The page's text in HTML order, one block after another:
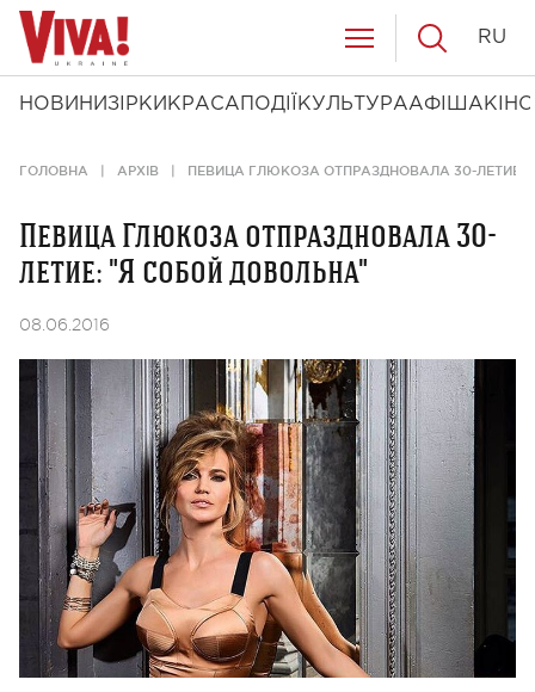
НОВИНИ ЗІРКИ КРАСА ПОДІЇ КУЛЬТУРААФІША КІНО
RU
ГОЛОВНА АРХІВ ПЕВИЦА ГЛЮКОЗА ОТПРАЗДНОВАЛА 30-ЛЕТИЕ:
Певица Глюкоза отпраздновала 30-
летие: "Я собой довольна"
08.06.2016